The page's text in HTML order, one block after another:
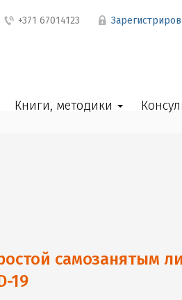
+371 67014123
Книги, методики
самозанятым
19